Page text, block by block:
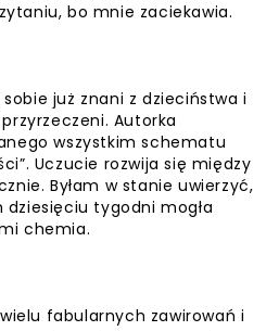
bo mnie zaciekawia.
już znani z dzieciństwa i
Autorka
wszystkim schematu
Uczucie rozwija się między
Byłam w stanie uwierzyć,
dziesięciu tygodni mogła
chemia.
fabularnych zawirowań i